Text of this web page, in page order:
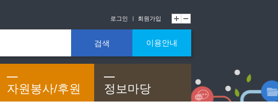
로그인 회원가입
검색 이용안내
자원봉사/후원 정보마당